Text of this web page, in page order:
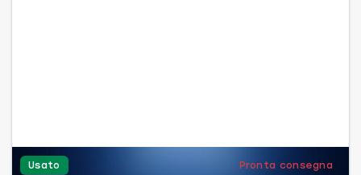
Usato Pronta consegna